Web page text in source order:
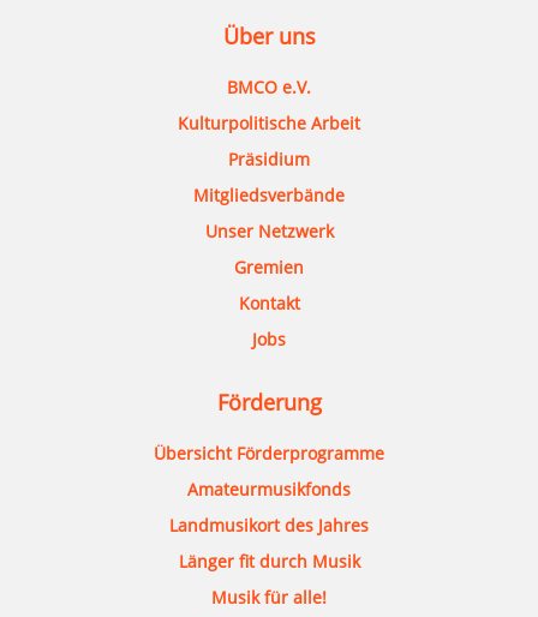
Über uns
BMCO e.V.
Kulturpolitische Arbeit
Präsidium
Mitgliedsverbände
Unser Netzwerk
Gremien
Kontakt
Jobs
Förderung
Übersicht Förderprogramme
Amateurmusikfonds
Landmusikort des Jahres
Länger fit durch Musik
Musik für alle!